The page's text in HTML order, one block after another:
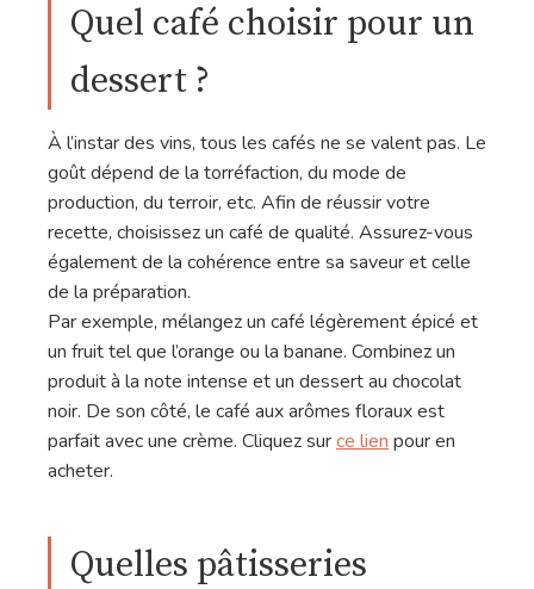
Quel café choisir pour un
dessert ?
À l’instar des vins, tous les cafés ne se valent pas. Le
goût dépend de la torréfaction, du mode de
production, du terroir, etc. Afin de réussir votre
recette, choisissez un café de qualité. Assurez-vous
également de la cohérence entre sa saveur et celle
de la préparation.
Par exemple, mélangez un café légèrement épicé et
un fruit tel que l’orange ou la banane. Combinez un
produit à la note intense et un dessert au chocolat
noir. De son côté, le café aux arômes floraux est
parfait avec une crème. Cliquez surce lien pour en
acheter.
Quelles pâtisseries